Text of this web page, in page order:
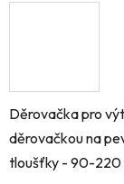
Děrovačka pro
děrovačkou na
tloušťky - 90-220